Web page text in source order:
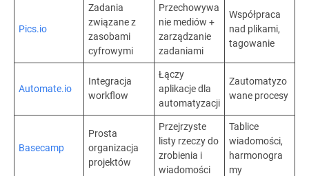
Pics.io
Zadania
związane z
zasobami
cyfrowymi
Przechowywa
nie mediów +
zarządzanie
zadaniami
Współpraca
nad plikami,
tagowanie
Automate.io
Integracja
workflow
Łączy
aplikacje dla
automatyzacji
Zautomatyzo
wane procesy
Basecamp
Prosta
organizacja
projektów
Przejrzyste
listy rzeczy do
zrobienia i
wiadomości
Tablice
wiadomości,
harmonogra
my